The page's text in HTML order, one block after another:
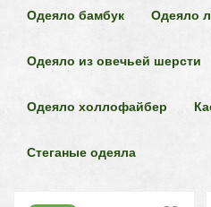
Одеяло бамбук Одеяло
Одеяло из овечьей шерсти
Одеяло холлофайбер
Стеганые одеяла